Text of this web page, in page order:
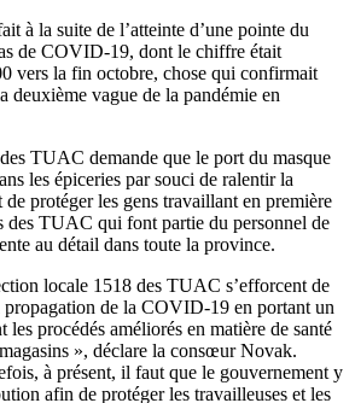
à la suite de l’atteinte d’une pointe du
de COVID-19, dont le chiffre était
vers la fin octobre, chose qui confirmait
deuxième vague de la pandémie en
TUAC demande que le port du masque
les épiceries par souci de ralentir la
protéger les gens travaillant en première
des TUAC qui font partie du personnel de
au détail dans toute la province.
locale 1518 des TUAC s’efforcent de
de la COVID-19 en portant un
les procédés améliorés en matière de santé
», déclare la consœur Novak.
à présent, il faut que le gouvernement y
afin de protéger les travailleuses et les